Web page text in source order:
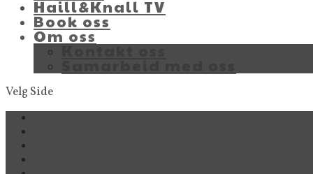
Haill&Knall TV
Book oss
Om oss
Kontakt oss
Velg Side